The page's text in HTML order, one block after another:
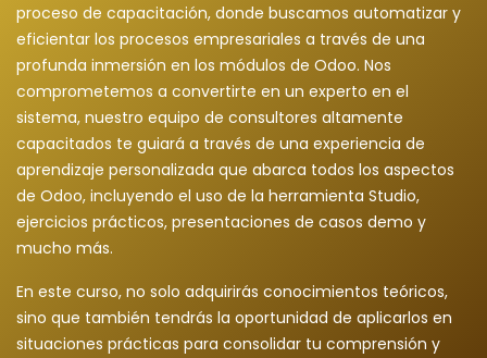
proceso de capacitación, donde buscamos automatizar y
eficientar los procesos empresariales a través de una
profunda inmersión en los módulos de Odoo. Nos
comprometemos a convertirte en un experto en el
sistema, nuestro equipo de consultores altamente
capacitados te guiará a través de una experiencia de
aprendizaje personalizada que abarca todos los aspectos
de Odoo, incluyendo el uso de la herramienta Studio,
ejercicios prácticos, presentaciones de casos demo y
mucho más.
En este curso, no solo adquirirás conocimientos teóricos,
sino que también tendrás la oportunidad de aplicarlos en
situaciones prácticas para consolidar tu comprensión y